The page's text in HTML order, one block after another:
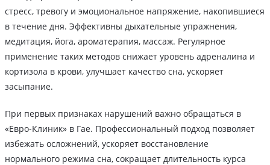
стресс, тревогу и эмоциональное напряжение, накопившиеся
в течение дня. Эффективны дыхательные упражнения,
медитация, йога, ароматерапия, массаж. Регулярное
применение таких методов снижает уровень адреналина и
кортизола в крови, улучшает качество сна, ускоряет
засыпание.
При первых признаках нарушений важно обращаться в
«Евро-Клиник» в Гае. Профессиональный подход позволяет
избежать осложнений, ускоряет восстановление
нормального режима сна, сокращает длительность курса